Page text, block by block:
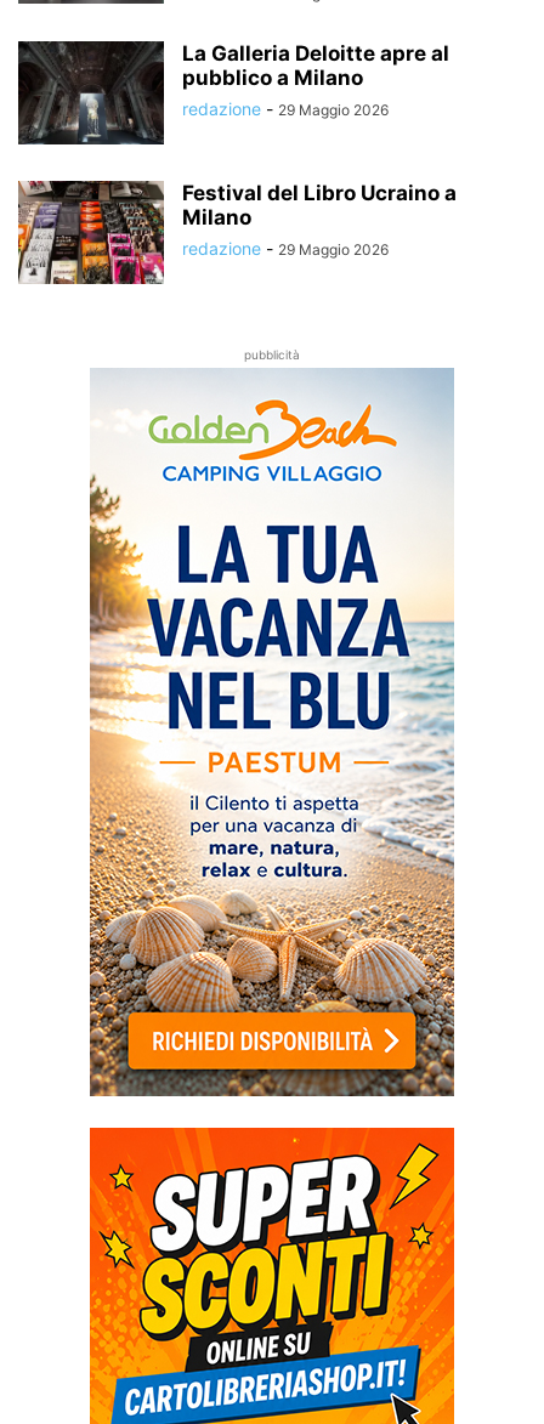
La Galleria Deloitte apre al
pubblico a Milano
redazione - 29 Maggio 2026
Festival del Libro Ucraino a
Milano
redazione - 29 Maggio 2026
pubblicità